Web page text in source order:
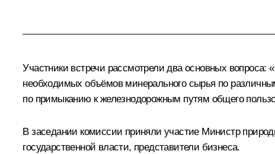
Участники встречи рассмотрели два основных
необходимых объёмов минерального сырья по
по примыканию к железнодорожным путям общего
В заседании комиссии приняли участие Министр
государственной власти, представители бизнеса.